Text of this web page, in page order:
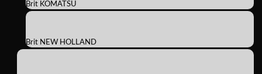
Brit KOMATSU
Brit NEW HOLLAND